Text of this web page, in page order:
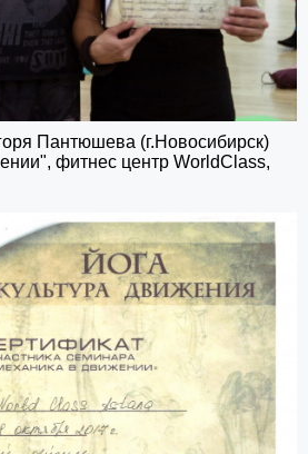
Пантюшева (г.Новосибирск)
фитнес центр WorldClass,